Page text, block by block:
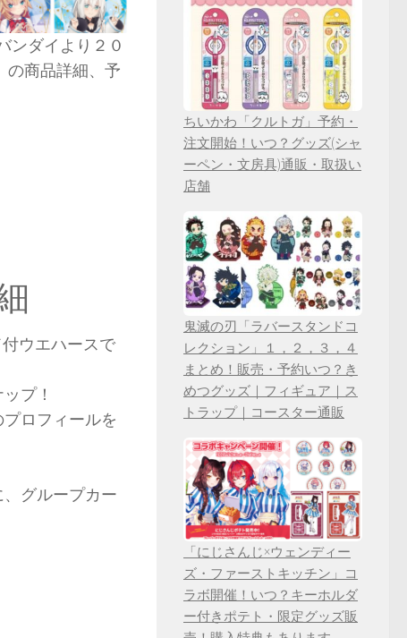
ンダイより２０
の商品詳細、予
ウエハースで
プ！
ロフィールを
グループカー
ちいかわ「クルトガ」予約・
注文開始！いつ？グッズ(シャ
ーペン・文房具)通販・取扱い
店舗
鬼滅の刃「ラバースタンドコ
レクション」１，２，３，４
まとめ！販売・予約いつ？き
めつグッズ｜フィギュア｜ス
トラップ｜コースター通販
「にじさんじ×ウェンディー
ズ・ファーストキッチン」コ
ラボ開催！いつ？キーホルダ
ー付きポテト・限定グッズ販